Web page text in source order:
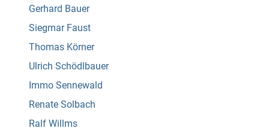
Gerhard Bauer
Siegmar Faust
Thomas Körner
Ulrich Schödlbauer
Immo Sennewald
Renate Solbach
Ralf Willms